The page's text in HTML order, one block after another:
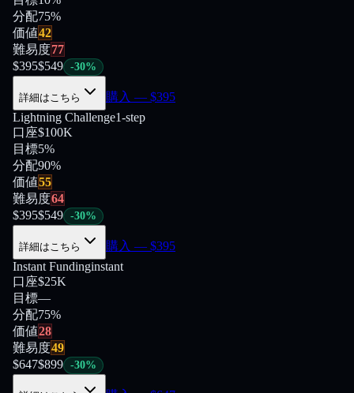
分配75%
価値42
難易度77
$395$549 -30%
詳細はこちら 購入 — $395
Lightning Challenge1-step
口座$100K
目標5%
分配90%
価値55
難易度64
$395$549 -30%
詳細はこちら 購入 — $395
Instant Fundinginstant
口座$25K
目標—
分配75%
価値28
難易度49
$647$899 -30%